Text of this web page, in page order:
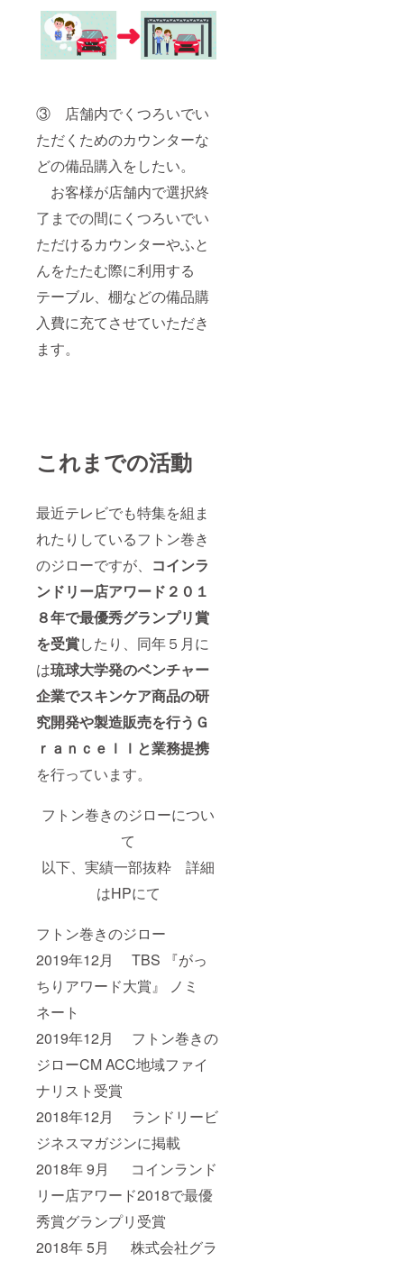
③ 店舗内でくつろいでい
ただくためのカウンターな
どの備品購入をしたい。
お客様が店舗内で選択終
了までの間にくつろいでい
ただけるカウンターやふと
んをたたむ際に利用する
テーブル、棚などの備品購
入費に充てさせていただき
ます。
これまでの活動
最近テレビでも特集を組ま
れたりしているフトン巻き
のジローですが、 コインラ
ンドリー店アワード２０１
８年で最優秀グランプリ賞
を受賞したり、同年５月に
は琉球大学発のベンチャー
企業でスキンケア商品の研
究開発や製造販売を行うＧ
ｒａｎｃｅｌｌと業務提携
を行っています。
フトン巻きのジローについ
て
以下、実績一部抜粋 詳細
はHPにて
フトン巻きのジロー
2019年12月 TBS 『がっ
ちりアワード大賞』 ノミ
ネート
2019年12月 フトン巻きの
ジローCM ACC地域ファイ
ナリスト受賞
2018年12月 ランドリービ
ジネスマガジンに掲載
2018年 9月 コインランド
リー店アワード2018で最優
秀賞グランプリ受賞
2018年 5月 株式会社グラ